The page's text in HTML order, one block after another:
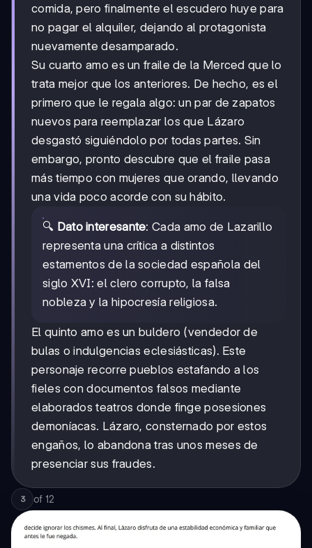
comida, pero finalmente el escudero huye para
no pagar el alquiler, dejando al protagonista
nuevamente desamparado.
Su cuarto amo es un fraile de la Merced que lo
trata mejor que los anteriores. De hecho, es el
primero que le regala algo: un par de zapatos
nuevos para reemplazar los que Lázaro
desgastó siguiéndolo por todas partes. Sin
embargo, pronto descubre que el fraile pasa
más tiempo con mujeres que orando, llevando
una vida poco acorde con su hábito.
🔍 Dato interesante: Cada amo de Lazarillo
representa una crítica a distintos
estamentos de la sociedad española del
siglo XVI: el clero corrupto, la falsa
nobleza y la hipocresía religiosa.
El quinto amo es un buldero (vendedor de
bulas o indulgencias eclesiásticas). Este
personaje recorre pueblos estafando a los
fieles con documentos falsos mediante
elaborados teatros donde finge posesiones
demoníacas. Lázaro, consternado por estos
engaños, lo abandona tras unos meses de
presenciar sus fraudes.
3 of 12